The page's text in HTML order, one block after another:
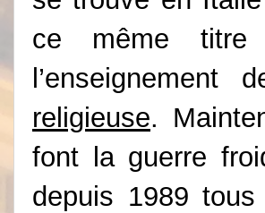
ce même titre
l’enseignement
religieuse.
font la guerre
depuis 1989